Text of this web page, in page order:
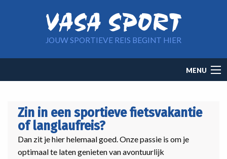
JOUW SPORTIEVE REIS BEGINT HIER
navigation
MENU
Zin in een sportieve fietsvakantie
of langlaufreis?
Dan zit je hier helemaal goed. Onze passie is om je
optimaal te laten genieten van avontuurlijk